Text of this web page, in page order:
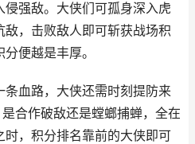
强敌。大侠们可孤身深入虎
，击败敌人即可斩获战场积
便越是丰厚。
血路，大侠还需时刻提防来
合作破敌还是螳螂捕蝉，全在
，积分排名靠前的大侠即可